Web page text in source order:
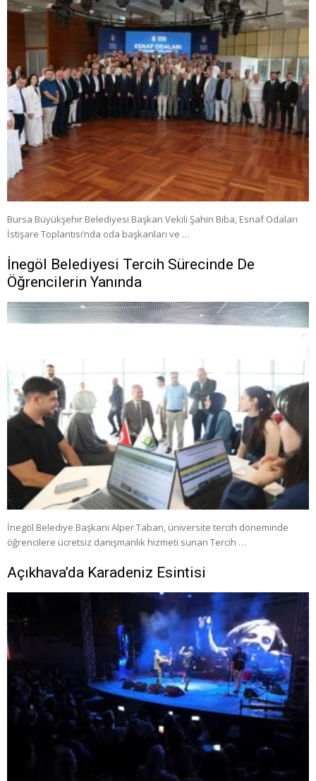
Bursa Büyükşehir Belediyesi Başkan Vekili Şahin Biba, Esnaf Odaları
İstişare Toplantısı’nda oda başkanları ve …
İnegöl Belediyesi Tercih Sürecinde De
Öğrencilerin Yanında
İnegöl Belediye Başkanı Alper Taban, üniversite tercih döneminde
öğrencilere ücretsiz danışmanlık hizmeti sunan Tercih …
Açıkhava’da Karadeniz Esintisi